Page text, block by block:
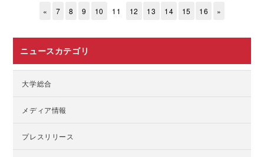
« 7 8 9 10 11 12 13 14 15 16 »
ニュースカテゴリ
大学総合
メディア情報
プレスリリース